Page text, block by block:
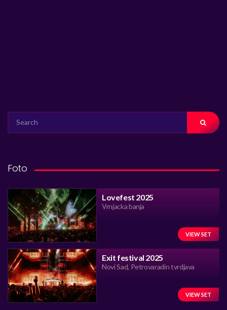
FOR:
Foto
Lovefest 2025
Vrnjacka banja
VIEW SET
Exit festival 2025
Novi Sad, Petrovaradin tvrdjava
VIEW SET